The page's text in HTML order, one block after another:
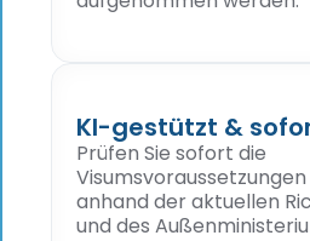
KI-gestützt &
Prüfen Sie sofort die
anhand der aktuellen
und des